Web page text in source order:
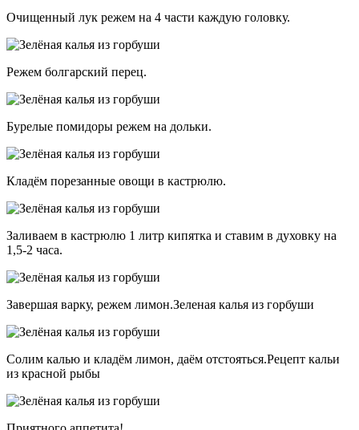
Очищенный лук режем на 4 части каждую головку.
Режем болгарский перец.
Бурелые помидоры режем на дольки.
Кладём порезанные овощи в кастрюлю.
Заливаем в кастрюлю 1 литр кипятка и ставим в духовку на
1,5-2 часа.
Завершая варку, режем лимон.Зеленая калья из горбуши
Солим калью и кладём лимон, даём отстояться.Рецепт кальи
из красной рыбы